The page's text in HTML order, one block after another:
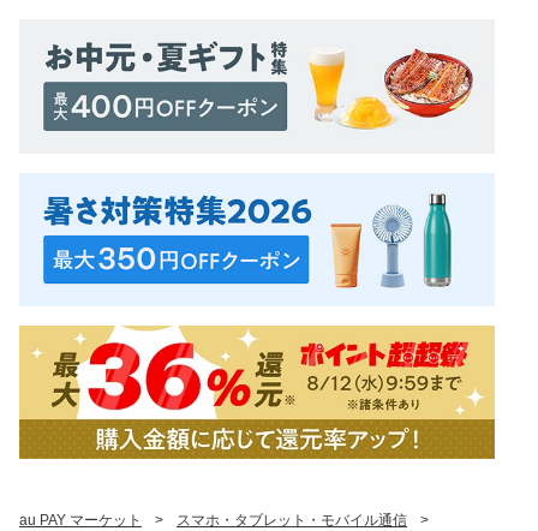
au PAY マーケット > スマホ・タブレット・モバイル通信
>